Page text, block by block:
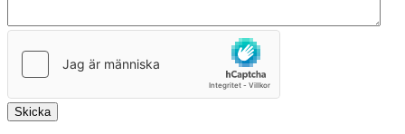
Skicka